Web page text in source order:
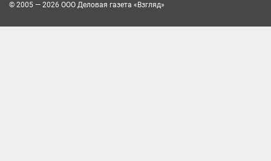
© 2005 — 2026 ООО Деловая газета «Взгляд»